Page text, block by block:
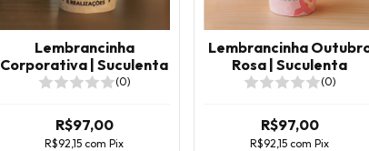
Lembrancinha
Corporativa | Suculenta
(0)
R$97,00
R$92,15 com Pix
Lembrancinha
Rosa | Suculenta
(0)
R$97,00
R$92,15 com Pix